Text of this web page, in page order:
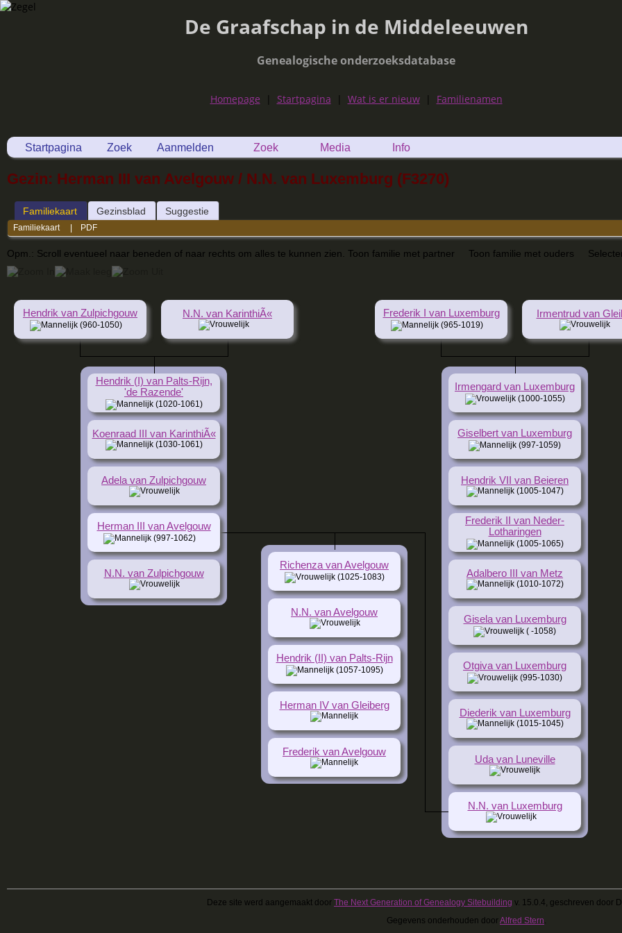
De Graafschap in de Middeleeuwen
Genealogische onderzoeksdatabase
Homepage Startpagina Wat is er nieuw| Familienamen
Startpagina Zoek Aanmelden Zoek Media Info
Gezin: Herman III van Avelgouw / N.N. van Luxemburg (F3270)
Familiekaart Gezinsblad Suggestie
Familiekaart PDF
Opm.: Scroll eventueel naar beneden of naar rechts om alles te kunnen zien. Toon familie met partner Toon familie met ouders
Hendrik van Zulpichgouw
(960-1050)
N.N. van KarinthiÃ«
Hendrik (I) van Palts-Rijn,
'de Razende'
(1020-1061)
Koenraad III van KarinthiÃ«
(1030-1061)
Adela van Zulpichgouw
N.N. van Zulpichgouw
Frederik I van Luxemburg
(965-1019)
Irmentrud van
Irmengard van Luxemburg
(1000-1055)
Giselbert van Luxemburg
(997-1059)
Hendrik VII van Beieren
(1005-1047)
Frederik II van Neder-
Lotharingen
(1005-1065)
Adalbero III van Metz
(1010-1072)
Gisela van Luxemburg
( -1058)
Otgiva van Luxemburg
(995-1030)
Diederik van Luxemburg
(1015-1045)
Uda van Luneville
Herman III van Avelgouw
(997-1062)
N.N. van Luxemburg
Richenza van Avelgouw
(1025-1083)
N.N. van Avelgouw
Hendrik (II) van Palts-Rijn
(1057-1095)
Herman IV van Gleiberg
Frederik van Avelgouw
Deze site werd aangemaakt door The Next Generation of Genealogy Sitebuilding v. 15.0.4, geschreven door
Gegevens onderhouden doorAlfred Stern